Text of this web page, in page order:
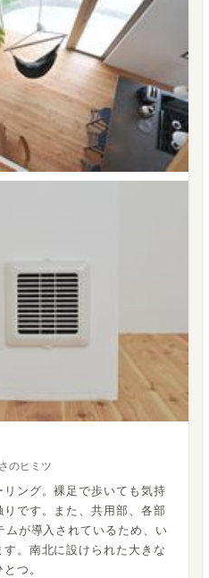
のヒミツ
ング。裸足で歩いても気持
です。また、共用部、各部
ムが導入されているため、い
。南北に設けられた大きな
つ。